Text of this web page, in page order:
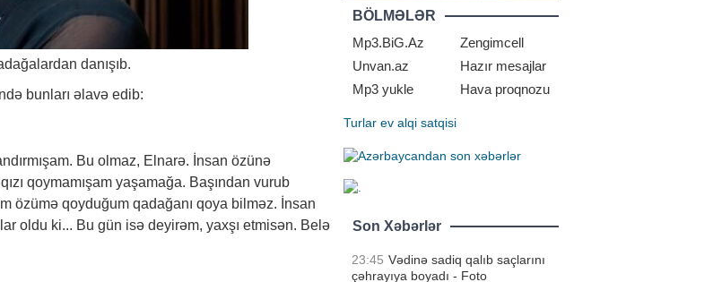
danışıb.
bunları əlavə edib:
Bu olmaz, Elnarə. İnsan özünə
qoymamışam yaşamağa. Başından vurub
özümə qoyduğum qadağanı qoya bilməz. İnsan
oldu ki... Bu gün isə deyirəm, yaxşı etmisən. Belə
BÖLMƏLƏR
Mp3.BiG.Az
Zengimcell
Unvan.az
Hazır mesajlar
Mp3 yukle
Hava proqnozu
Turlar ev alqi satqisi
Son Xəbərlər
23:45 Vədinə sadiq qalıb saçlarını
çəhrayıya boyadı - Foto